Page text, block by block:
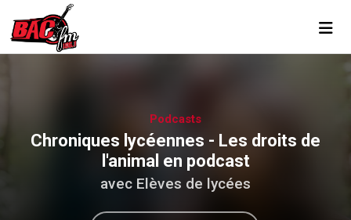
Podcasts
Chroniques lycéennes - Les droits de
l'animal en podcast
avec Elèves de lycées